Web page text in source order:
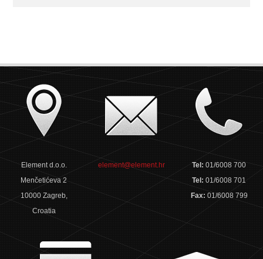
Element d.o.o.
Menčetićeva 2
10000 Zagreb,
Croatia
element@element.hr Tel:01/6008 700
Tel:01/6008 701
Fax: 01/6008 799